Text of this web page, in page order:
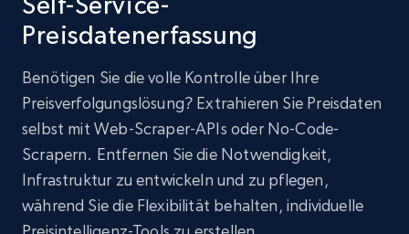
Preisdatenerfassung
Benötigen Sie die volle Kontrolle über Ihre
Preisverfolgungslösung? Extrahieren Sie Preisdaten
selbst mit Web-Scraper-APIs oder No-Code-
Scrapern. Entfernen Sie die Notwendigkeit,
Infrastruktur zu entwickeln und zu pflegen,
während Sie die Flexibilität behalten, individuelle